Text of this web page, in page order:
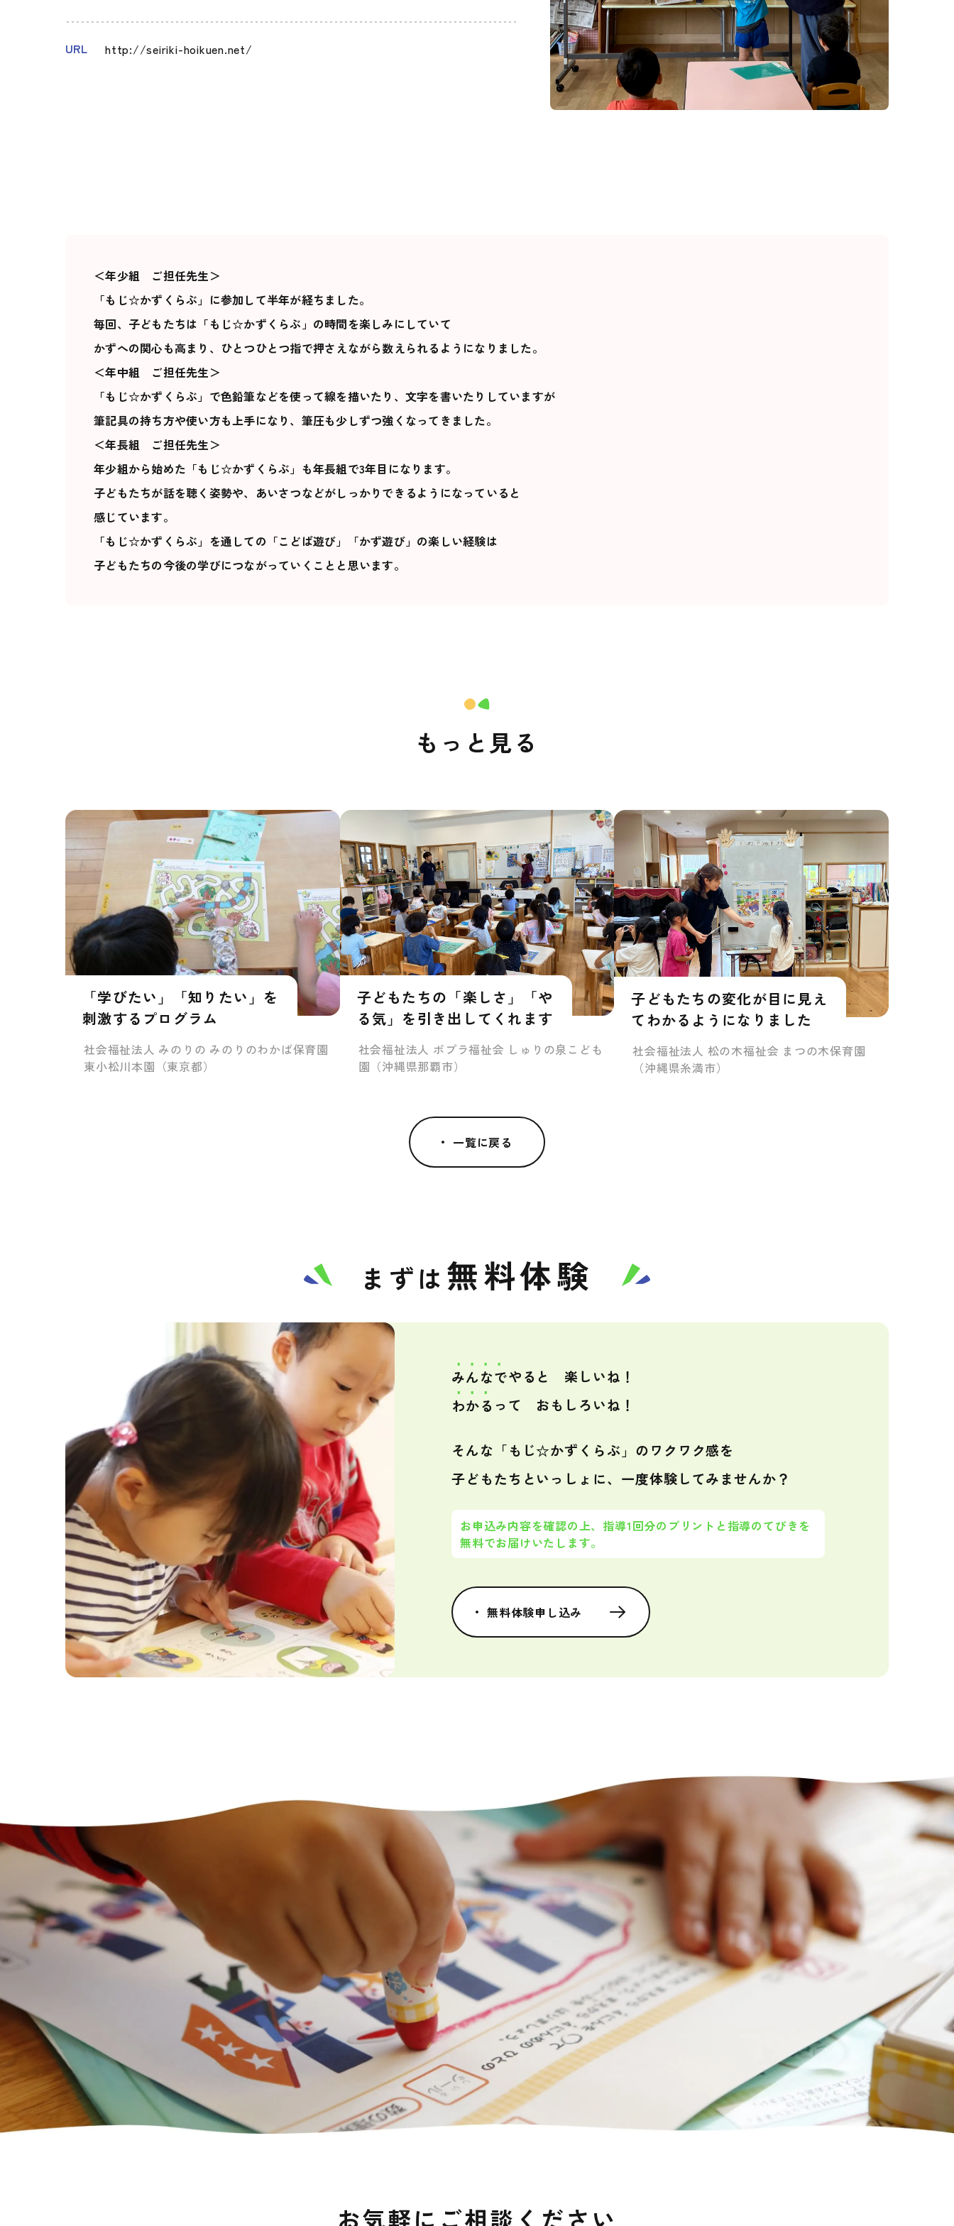
URL http://seiriki-hoikuen.net/
＜年少組 ご担任先生＞
「もじ☆かずくらぶ」に参加して半年が経ちました。
毎回、子どもたちは「もじ☆かずくらぶ」の時間を楽しみにしていて
かずへの関心も高まり、ひとつひとつ指で押さえながら数えられるようになりました。
＜年中組 ご担任先生＞
「もじ☆かずくらぶ」で色鉛筆などを使って線を描いたり、文字を書いたりしていますが
筆記具の持ち方や使い方も上手になり、筆圧も少しずつ強くなってきました。
＜年長組 ご担任先生＞
年少組から始めた「もじ☆かずくらぶ」も年長組で3年目になります。
子どもたちが話を聴く姿勢や、あいさつなどがしっかりできるようになっていると
感じています。
「もじ☆かずくらぶ」を通しての「こどば遊び」「かず遊び」の楽しい経験は
子どもたちの今後の学びにつながっていくことと思います。
もっと見る
「学びたい」「知りたい」を
刺激するプログラム
社会福祉法人 みのりの みのりのわかば保育園
東小松川本園（東京都）
子どもたちの「楽しさ」「や
る気」を引き出してくれます
社会福祉法人 ポプラ福祉会 しゅりの泉こども
園（沖縄県那覇市）
子どもたちの変化が目に見え
てわかるようになりました
社会福祉法人 松の木福祉会 まつの木保育園
（沖縄県糸満市）
一覧に戻る
まずは無料体験
みんなでやると 楽しいね！
わかる って おもしろいね！
そんな「もじ☆かずくらぶ」のワクワク感を
子どもたちといっしょに、一度体験してみませんか？
お申込み内容を確認の上、 指導1回分のプリントと指導のてびきを
無料でお届けいたします。
無料体験申し込み
お気軽にご相談ください